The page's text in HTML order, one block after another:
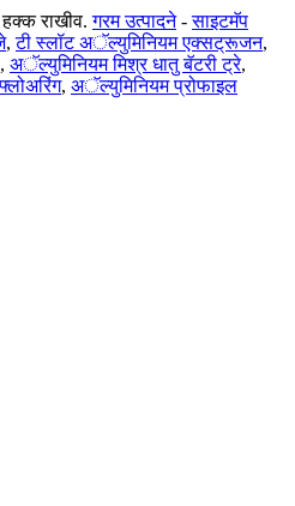
राखीव. गरम उत्पादने-साइटमॅप
,टी स्लॉट अॅल्युमिनियम एक्सट्रूजन,
, अॅल्युमिनियम मिश्र धातु बॅटरी ट्रे,
, अॅल्युमिनियम प्रोफाइल